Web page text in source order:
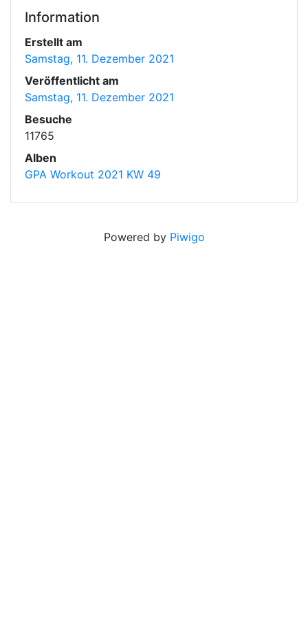
Information
Erstellt am
Samstag, 11. Dezember 2021
Veröffentlicht am
Samstag, 11. Dezember 2021
Besuche
11765
Alben
GPA Workout 2021 KW 49
Powered by Piwigo